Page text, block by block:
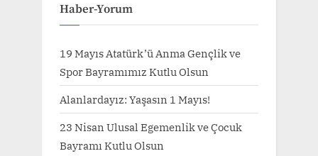
t
o
s
t
:
Haber-Yorum
19 Mayıs Atatürk’ü Anma Gençlik ve
Spor Bayramımız Kutlu Olsun
Alanlardayız: Yaşasın 1 Mayıs!
23 Nisan Ulusal Egemenlik ve Çocuk
Bayramı Kutlu Olsun